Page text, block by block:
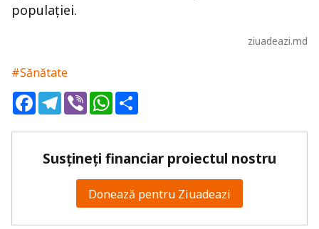
populației.
ziuadeazi.md
#Sănătate
FacebookTelegram
ViberWhatsApp
Susțineți financiar proiectul nostru
Donează pentru Ziuadeazi